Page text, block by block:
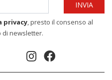
privacy, presto il consenso al
di newsletter.